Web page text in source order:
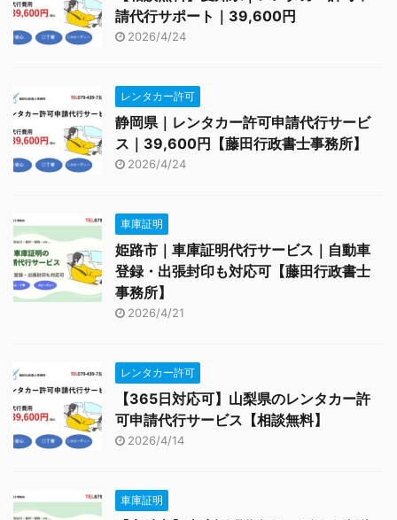
請代行サポート｜39,600円
2026/4/24
レンタカー許可
静岡県｜レンタカー許可申請代行サービ
ス｜39,600円【藤田行政書士事務所】
2026/4/24
車庫証明
姫路市｜車庫証明代行サービス｜自動車
登録・出張封印も対応可【藤田行政書士
事務所】
2026/4/21
レンタカー許可
【365日対応可】山梨県のレンタカー許
可申請代行サービス【相談無料】
2026/4/14
車庫証明